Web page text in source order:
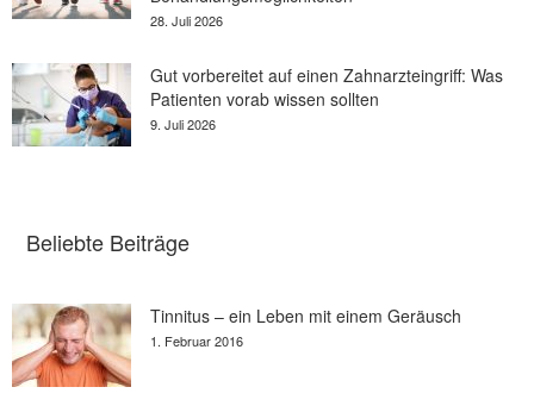
28. Juli 2026
Gut vorbereitet auf einen Zahnarzteingriff: Was
Patienten vorab wissen sollten
9. Juli 2026
Beliebte Beiträge
Tinnitus – ein Leben mit einem Geräusch
1. Februar 2016